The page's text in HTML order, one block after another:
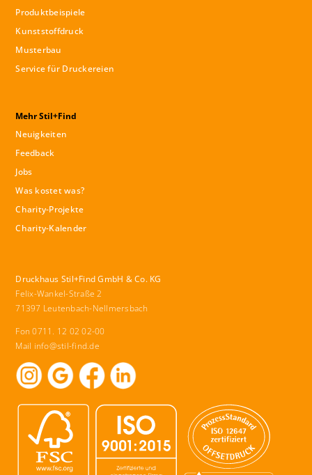
Produktbeispiele
Kunststoffdruck
Musterbau
Service für Druckereien
Mehr Stil+Find
Neuigkeiten
Feedback
Jobs
Was kostet was?
Charity-Projekte
Charity-Kalender
Druckhaus Stil+Find GmbH & Co. KG
Felix-Wankel-Straße 2
71397 Leutenbach-Nellmersbach
Fon 0711. 12 02 02-00
Mail info@stil-find.de